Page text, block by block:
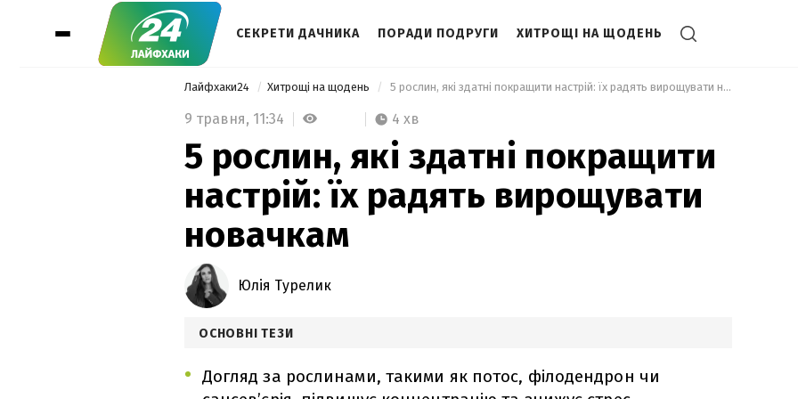
СЕКРЕТИ ДАЧНИКА ПОРАДИ ПОДРУГИ ХИТРОЩІ НА ЩОДЕНЬ
Лайфхаки24 Хитрощі на щодень 5 рослин, які здатні покращити настрій: їх радять вирощувати новачкам
9 травня, 11:34 4 хв
5 рослин, які здатні покращити
настрій: їх радять вирощувати
новачкам
Юлія Турелик
ОСНОВНІ ТЕЗИ
Догляд за рослинами, такими як потос, філодендрон чи